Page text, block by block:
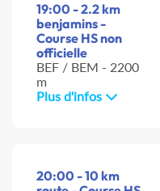
19:00 - 2.2 km
benjamins -
Course HS non
officielle
BEF / BEM - 2200
m
Plus d'infos
20:00 - 10 km